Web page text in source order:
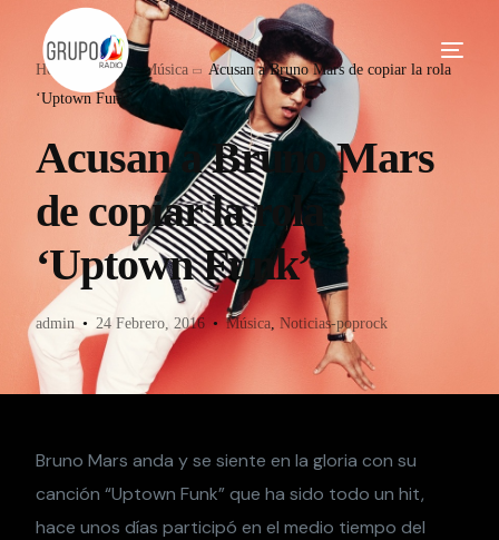
Home Blog Música
Acusan a Bruno Mars de copiar la rola
‘Uptown Funk’
Acusan a Bruno Mars
de copiar la rola
‘Uptown Funk’
admin 24 Febrero, 2016 Música,Noticias-poprock
Bruno Mars anda y se siente en la gloria con su
canción “Uptown Funk” que ha sido todo un hit,
hace unos días participó en el medio tiempo del